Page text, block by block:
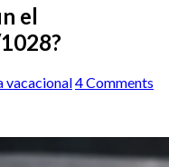
el
vacacional4 Comments